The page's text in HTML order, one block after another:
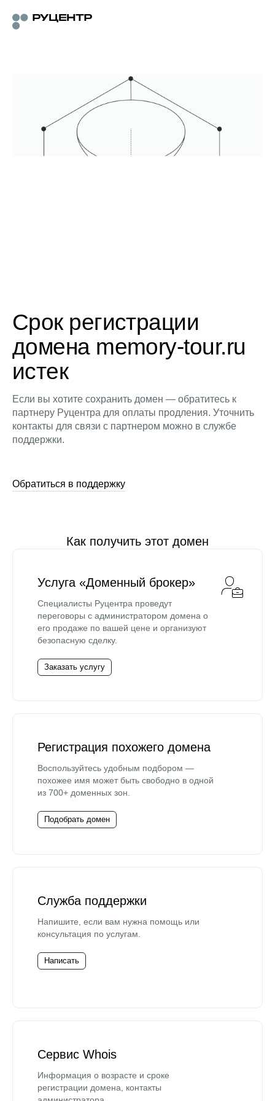
Срок регистрации
домена memory-tour.ru
истек
Если вы хотите сохранить домен — обратитесь к
партнеру Руцентра для оплаты продления. Уточнить
контакты для связи с партнером можно в службе
поддержки.
Обратиться в поддержку
Как получить этот домен
Услуга «Доменный брокер»
Специалисты Руцентра проведут
переговоры с администратором домена о
его продаже по вашей цене и организуют
безопасную сделку.
Заказать услугу
Регистрация похожего домена
Воспользуйтесь удобным подбором —
похожее имя может быть свободно в одной
из 700+ доменных зон.
Подобрать домен
Служба поддержки
Напишите, если вам нужна помощь или
консультация по услугам.
Написать
Сервис Whois
Информация о возрасте и сроке
регистрации домена, контакты